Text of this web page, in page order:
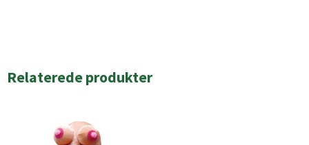
Relaterede produkter